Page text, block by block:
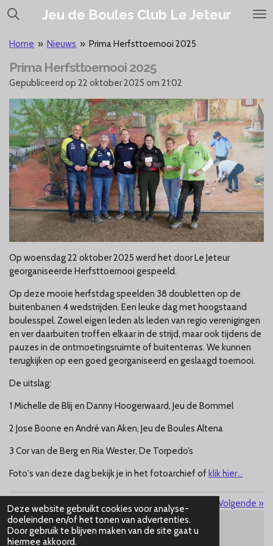
Deze website gebruikt cookies voor analyse-
doeleinden en/of het tonen van advertenties.
Door gebruik te blijven maken van de site gaat u
hiermee akkoord.
Ga
naar
hoofdinhoud
Jeu de Boules Club Le Jeteur
Home » Nieuws » Prima Herfsttoernooi 2025
Prima Herfsttoernooi 2025
Gepubliceerd op 22 oktober 2025 om 21:02
Op woensdag 22 oktober 2025 werd het door Le Jeteur
georganiseerde Herfsttoernooi gespeeld.
Op deze mooie herfstdag speelden 38 doubletten op de
buitenbanen 4 wedstrijden. Een leuke dag met hoogstaand
boulesspel. Zowel eigen leden als leden van regio verenigingen
en ver daarbuiten troffen elkaar in de strijd, maar ook tijdens de
pauzes in de ontmoetingsruimte of buitenterras. We kunnen
terugkijken op een goed georganiseerd en geslaagd toernooi.
De uitslag:
1 Michelle de Blij en Danny Hoogerwaard, Jeu de Bommel
2 Jose Boone en André van Aken, Jeu de Boules Altena
3 Cor van de Berg en Ria Wester, De Torpedo’s
Foto's van deze dag bekijk je in het fotoarchief of klik hier...
« Volgende »
© 2026 Le Jeteur Schaijk disclaimer